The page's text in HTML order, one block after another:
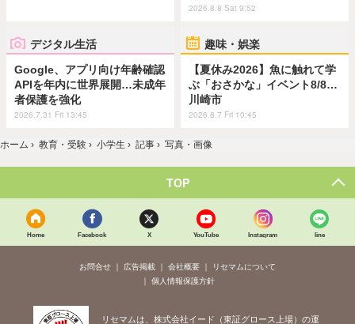
2026.8.8 Sat 9:52
デジタル生活
Google、アプリ向け年齢確認
APIを年内に世界展開…未成年
者保護を強化
2026.7.31 Fri 13:45
趣味・娯楽
【夏休み2026】魚に触れて学
ぶ「おさかな」イベント8/8…
川崎市
2026.8.7 Fri 10:45
ホーム › 教育・受験 › 小学生 › 記事 › 写真・画像
TOP
Home Facebook X YouTube Instagram line
お問合せ 広告掲載 会社概要
リセマムについて
個人情報保護方針
リセマムは、株式会社イード（東証グロース上場）の運